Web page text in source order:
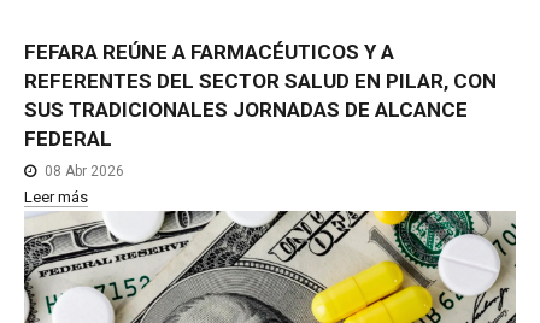
FEFARA REÚNE A FARMACÉUTICOS Y A
REFERENTES DEL SECTOR SALUD EN PILAR, CON
SUS TRADICIONALES JORNADAS DE ALCANCE
FEDERAL
08 Abr 2026
Leer más